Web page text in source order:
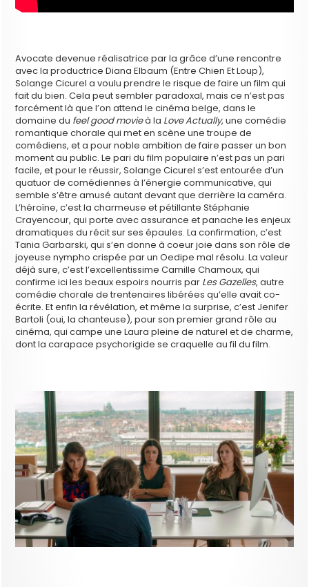
Avocate devenue réalisatrice par la grâce d’une rencontre
avec la productrice Diana Elbaum (Entre Chien Et Loup),
Solange Cicurel a voulu prendre le risque de faire un film qui
fait du bien. Cela peut sembler paradoxal, mais ce n’est pas
forcément là que l’on attend le cinéma belge, dans le
domaine du feel good movieà la Love Actually, une comédie
romantique chorale qui met en scène une troupe de
comédiens, et a pour noble ambition de faire passer un bon
moment au public. Le pari du film populaire n’est pas un pari
facile, et pour le réussir, Solange Cicurel s’est entourée d’un
quatuor de comédiennes à l’énergie communicative, qui
semble s’être amusé autant devant que derrière la caméra.
L’héroïne, c’est la charmeuse et pétillante Stéphanie
Crayencour, qui porte avec assurance et panache les enjeux
dramatiques du récit sur ses épaules. La confirmation, c’est
Tania Garbarski, qui s’en donne à coeur joie dans son rôle de
joyeuse nympho crispée par un Oedipe mal résolu. La valeur
déjà sure, c’est l’excellentissime Camille Chamoux, qui
confirme ici les beaux espoirs nourris par Les Gazelles, autre
comédie chorale de trentenaires libérées qu’elle avait co-
écrite. Et enfin la révélation, et même la surprise, c’est Jenifer
Bartoli (oui, la chanteuse), pour son premier grand rôle au
cinéma, qui campe une Laura pleine de naturel et de charme,
dont la carapace psychorigide se craquelle au fil du film.